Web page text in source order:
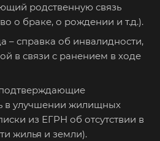
родственную связь
о браке, о рождении и т.д.).
– справка об инвалидности,
в связи с ранением в ходе
в улучшении жилищных
из ЕГРН об отсутствии в
жилья и земли).